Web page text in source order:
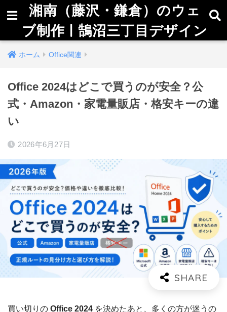
湘南（藤沢・鎌倉）のウェ
ブ制作 | 鵠沼三丁目デザイン
ホーム Office関連
Office 2024はどこで買うのが安全？公
式・Amazon・家電量販店・格安キーの違
い
2026年6月27日
買い切りの Office 2024 を決めたあと、多くの方が迷うの